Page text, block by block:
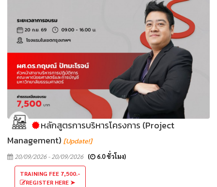
หลักสูตรการบริหารโครงการ (Project
Management) [Update!]
20/09/2026 - 20/09/2026 ( 6.0 ชั่วโมง)
TRAINING FEE 7,500.-
REGISTER HERE ➤